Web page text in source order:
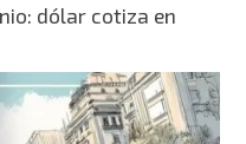
dólar cotiza en